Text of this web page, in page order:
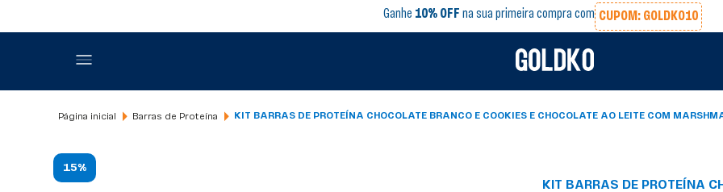
Ganhe 10% OFF na sua primeira compra com CUPOM: GOLDKO10
Barras de Proteína KIT BARRAS DE PROTEÍNA CHOCOLATE BRANCO E COOKIES E CHOCOLATE AO LEITE COM
15%
KIT BARRAS DE PROTEÍNA